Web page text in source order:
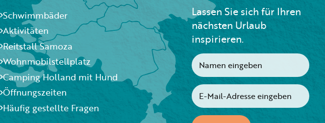
Schwimmbäder
Aktivitäten
Reitstall Samoza
Wohnmobilstellplatz
Camping Holland mit Hund
Öffnungszeiten
Häufig gestellte Fragen
Lassen Sie sich für Ihren
nächsten Urlaub
inspirieren.